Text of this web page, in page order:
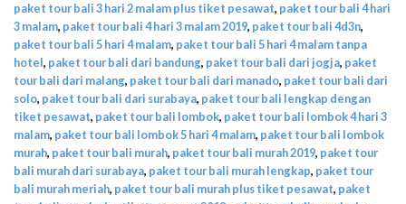
paket tour bali 3 hari 2 malam plus tiket pesawat, paket tour bali 4 hari
3 malam, paket tour bali 4 hari 3 malam 2019, paket tour bali 4d3n,
paket tour bali 5 hari 4 malam, paket tour bali 5 hari 4 malam tanpa
hotel, paket tour bali dari bandung, paket tour bali dari jogja, paket
tour bali dari malang, paket tour bali dari manado, paket tour bali dari
solo, paket tour bali dari surabaya, paket tour bali lengkap dengan
tiket pesawat, paket tour bali lombok, paket tour bali lombok 4 hari 3
malam, paket tour bali lombok 5 hari 4 malam, paket tour bali lombok
murah, paket tour bali murah, paket tour bali murah 2019, paket tour
bali murah dari surabaya, paket tour bali murah lengkap, paket tour
bali murah meriah, paket tour bali murah plus tiket pesawat, paket